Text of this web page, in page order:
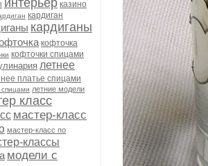
интерьер казино
кардиган
кардиганы
кофточка
кофточки спицами
летнее
платье спицами
спицами летние модели
класс
мастер-класс
мастер-класс по
классы
модели с